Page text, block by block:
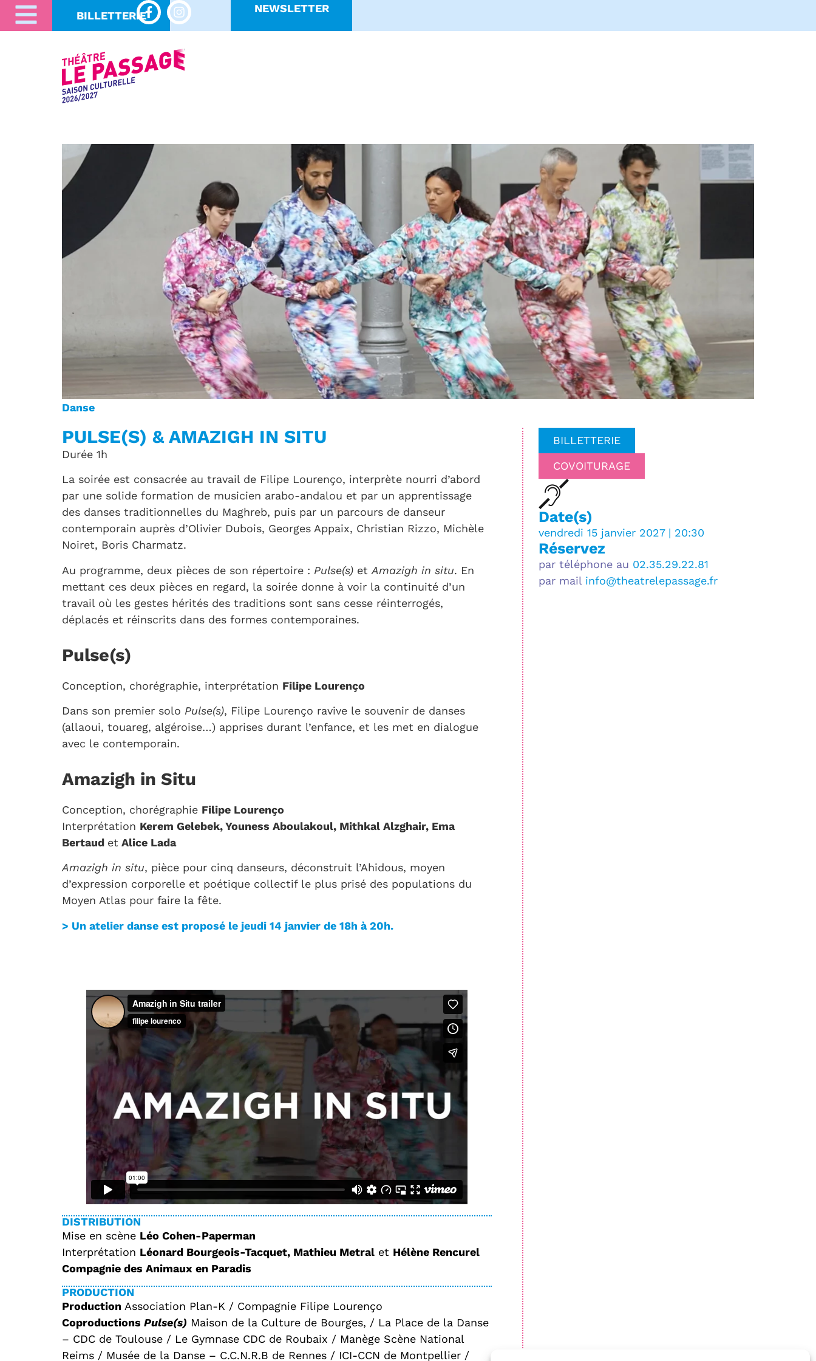
BILLETTERIE
NEWSLETTER
Danse
PULSE(S) & AMAZIGH IN SITU
Durée 1h
La soirée est consacrée au travail de Filipe Lourenço, interprète nourri d’abord
par une solide formation de musicien arabo-andalou et par un apprentissage
des danses traditionnelles du Maghreb, puis par un parcours de danseur
contemporain auprès d’Olivier Dubois, Georges Appaix, Christian Rizzo, Michèle
Noiret, Boris Charmatz.
Au programme, deux pièces de son répertoire : Pulse(s) et Amazigh in situ. En
mettant ces deux pièces en regard, la soirée donne à voir la continuité d’un
travail où les gestes hérités des traditions sont sans cesse réinterrogés,
déplacés et réinscrits dans des formes contemporaines.
Pulse(s)
Conception, chorégraphie, interprétation Filipe Lourenço
Dans son premier solo Pulse(s), Filipe Lourenço ravive le souvenir de danses
(allaoui, touareg, algéroise…) apprises durant l’enfance, et les met en dialogue
avec le contemporain.
Amazigh in Situ
Conception, chorégraphie Filipe Lourenço
Interprétation Kerem Gelebek, Youness Aboulakoul, Mithkal Alzghair, Ema
Bertaud et Alice Lada
Amazigh in situ, pièce pour cinq danseurs, déconstruit l’Ahidous, moyen
d’expression corporelle et poétique collectif le plus prisé des populations du
Moyen Atlas pour faire la fête.
> Un atelier danse est proposé le jeudi 14 janvier de 18h à 20h.
DISTRIBUTION
Mise en scène Léo Cohen-Paperman
Interprétation Léonard Bourgeois-Tacquet, Mathieu Metral et Hélène Rencurel
Compagnie des Animaux en Paradis
PRODUCTION
Production Association Plan-K / Compagnie Filipe Lourenço
Coproductions Pulse(s) Maison de la Culture de Bourges, / La Place de la Danse
– CDC de Toulouse / Le Gymnase CDC de Roubaix / Manège Scène National
Reims / Musée de la Danse – C.C.N.R.B de Rennes / ICI-CCN de Montpellier /
BILLETTERIE
COVOITURAGE
Date(s)
vendredi 15 janvier 2027 | 20:30
Réservez
par téléphone au 02.35.29.22.81
par mail info@theatrelepassage.fr